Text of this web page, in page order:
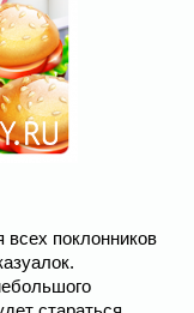
всех поклонников